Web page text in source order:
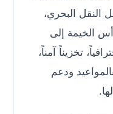
البحري،
الخيمة إلى
تخزيناً آمناً،
ودعم